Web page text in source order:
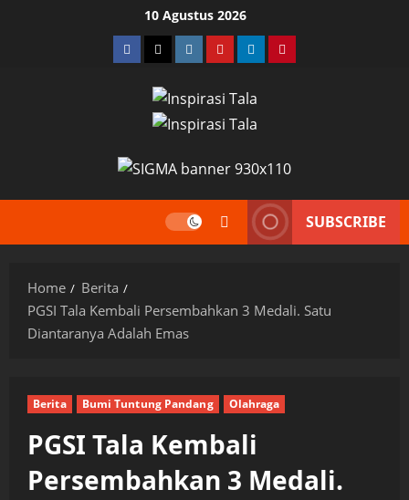
10 Agustus 2026
Facebook
TwitterInstagram
YouTubeLinkedInPinterest
SUBSCRIBE
Home
Berita
PGSI Tala Kembali Persembahkan 3 Medali. Satu
Diantaranya Adalah Emas
Berita Bumi Tuntung Pandang Olahraga
PGSI Tala Kembali
Persembahkan 3 Medali.